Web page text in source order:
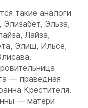
такие аналоги
Элизабет, Эльза,
Лайза,
Элиш, Ильсе,
— праведная
Крестителя.
— матери